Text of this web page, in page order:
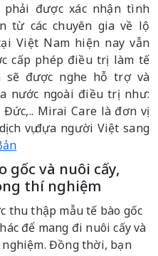
được xác nhận tình
từ các chuyên gia về lộ
Việt Nam hiện nay vẫn
cấp phép điều trị làm tế
sẽ được nghe hỗ trợ và
nước ngoài điều trị như:
Mirai Care là đơn vị
vụ đựa người Việt sang
gốc và nuôi cấy,
thí nghiệm
thu thập mẫu tế bào gốc
để mang đi nuôi cấy và
Đồng thời, bạn